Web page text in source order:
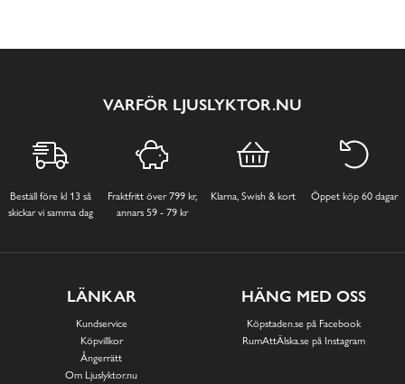
VARFÖR LJUSLYKTOR.NU
Beställ före kl 13 så
skickar vi samma dag
Fraktfritt över 799 kr,
annars 59 - 79 kr
Klarna, Swish & kort Öppet köp 60 dagar
LÄNKAR
Kundservice
Köpvillkor
Ångerrätt
Om Ljuslyktor.nu
HÄNG MED OSS
Köpstaden.se på Facebook
RumAttÄlska.se på Instagram